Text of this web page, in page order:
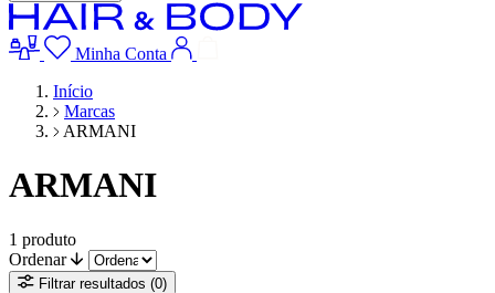
Minha Conta
Início
Marcas
ARMANI
ARMANI
1 produto
Ordenar
Filtrar resultados (0)